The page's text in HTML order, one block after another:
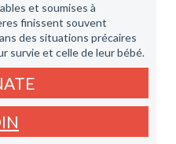
et soumises à
finissent souvent
des situations précaires
survie et celle de leur bébé.